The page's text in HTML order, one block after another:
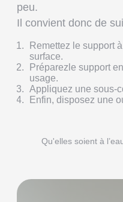
peu.
Il convient donc de
Remettez le support
surface.
Préparezle support en
usage.
Appliquez une sous-
Enfin, disposez une
Qu'elles soient à